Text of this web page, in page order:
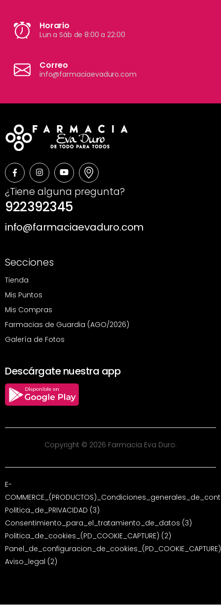
Horario
Lun a Sáb de 8:00 a 22:00
Correo
info@farmaciaevaduro.com
¿Tiene alguna pregunta?
922392345
info@farmaciaevaduro.com
Secciones
Tienda
Mis Puntos
Mis Compras
Farmacias de Guardia (AGO/2026)
Galería de Fotos
Descárgate nuestra app
Copyright © 2026 Farmacia Eva Duro.
E-
Politica_de_PRIVACIDAD (3)
Consentimiento_para_el_tratamiento_de_datos (3)
Politica_de_cookies_(PD_COOKIE_CAPTURE) (2)
Panel_de_configuracion_de_cookies_(PD_COOKIE_CAPTURE)
Aviso_legal (2)